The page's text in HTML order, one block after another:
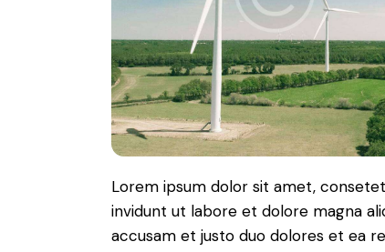
Lorem ipsum dolor sit amet,
invidunt ut labore et dolore magna
accusam et justo duo dolores et ea